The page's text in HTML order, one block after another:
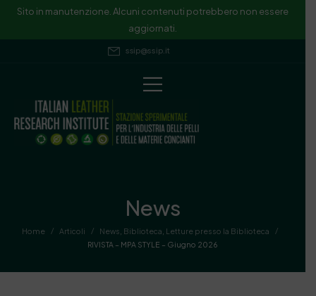
Sito in manutenzione. Alcuni contenuti potrebbero non essere
aggiornati.
ssip@ssip.it
News
Home / Articoli / News Biblioteca Letture presso la Biblioteca
/
RIVISTA – MPA STYLE – Giugno 2026